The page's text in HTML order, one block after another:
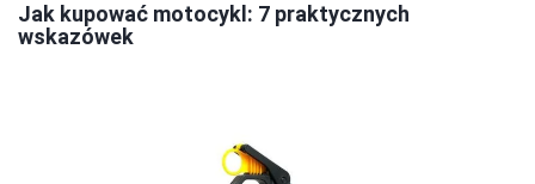
Jak kupować motocykl: 7 praktycznych
wskazówek